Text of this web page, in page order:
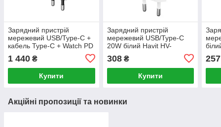
Зарядний пристрій
мережевий USB/Type-C +
кабель Type-C + Watch PD
Havit HV-UC250-BK
1 440 ₴
Купити
Зарядний пристрій
мережевий USB/Type-C
20W білий Havit HV-
308₴
Купити
257
Акційні пропозиції та новинки